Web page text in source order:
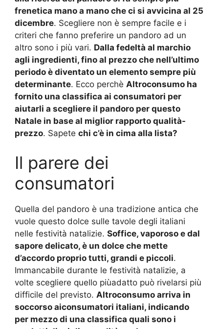
frenetica mano a mano che ci si avvicina al 25
dicembre. Scegliere non è sempre facile e i
criteri che fanno preferire un pandoro ad un
altro sono i più vari. Dalla fedeltà al marchio
agli ingredienti, fino al prezzo che nell’ultimo
periodo è diventato un elemento sempre più
determinante. Ecco perchè Altroconsumo ha
fornito una classifica ai consumatori per
aiutarli a scegliere il pandoro per questo
Natale in base al miglior rapporto qualità-
prezzo. Sapete chi c’è in cima alla lista?
Il parere dei
consumatori
Quella del pandoro è una tradizione antica che
vuole questo dolce sulle tavole degli italiani
nelle festività natalizie. Soffice, vaporoso e dal
sapore delicato, è un dolce che mette
d’accordo proprio tutti, grandi e piccoli.
Immancabile durante le festività natalizie, a
volte scegliere quello piùadatto può rivelarsi più
difficile del previsto. Altroconsumo arriva in
soccorso aiconsumatori italiani, indicando
per mezzo di una classifica quali sono i